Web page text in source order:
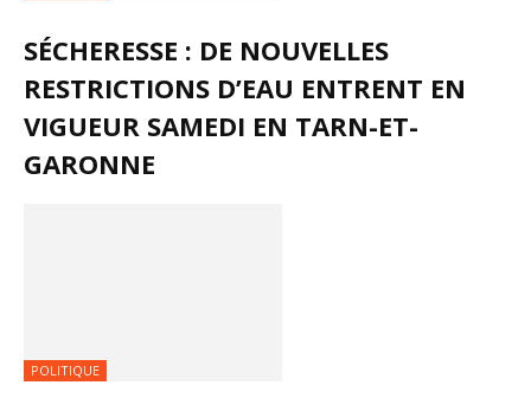
SÉCHERESSE : DE NOUVELLES
RESTRICTIONS D’EAU ENTRENT EN
VIGUEUR SAMEDI EN TARN-ET-
GARONNE
POLITIQUE